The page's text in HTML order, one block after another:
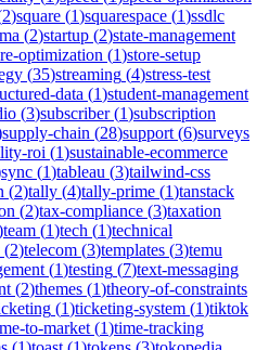
2)square (1)squarespace (1)ssdlc
(2)startup (2)state-management
optimization (1)store-setup
(35)streaming (4)stress-test
data (1)student-management
(3)subscriber(1)subscription
supply-chain (28)support (6)surveys
roi (1)sustainable-ecommerce
sync (1)tableau (3)tailwind-css
(2)tally (4)tally-prime (1)tanstack
(2)tax-compliance (3)taxation
team (1)tech (1)technical
(2)telecom (3)templates (3)temu
(1)testing (7)text-messaging
(2)themes (1)theory-of-constraints
(1)ticketing-system (1)tiktok
to-market (1)time-tracking